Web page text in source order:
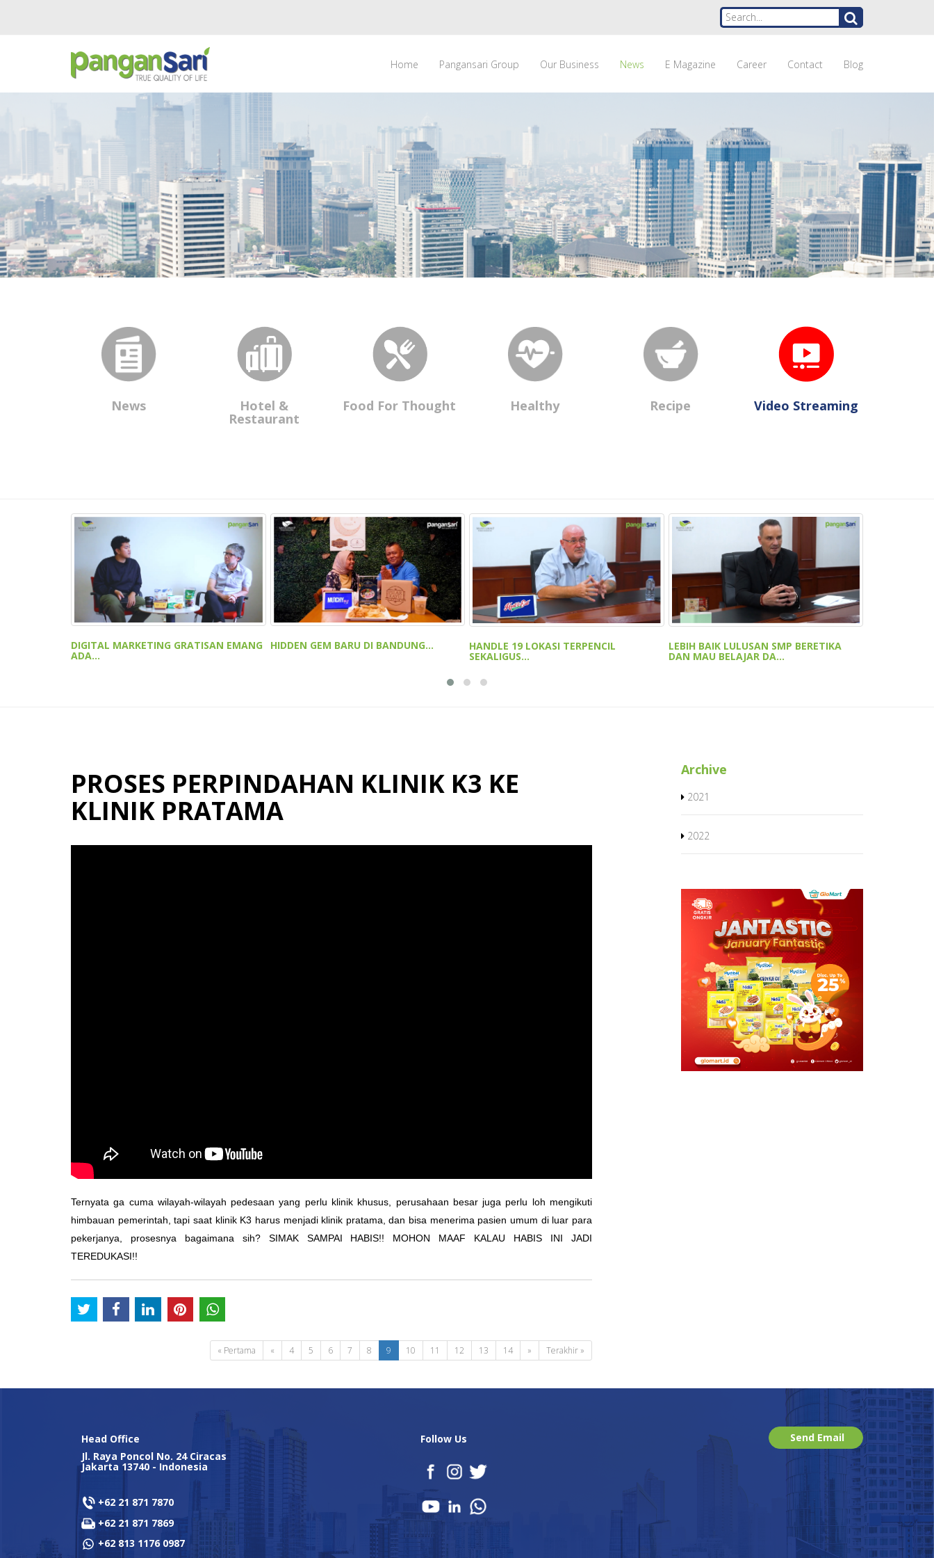
Home Pangansari Group Our Business News E Magazine Career Contact Blog
News Hotel &
Restaurant
Food For Thought Healthy Recipe Video Streaming
DIGITAL MARKETING GRATISAN EMANG
ADA...
HIDDEN GEM BARU DI BANDUNG... HANDLE 19 LOKASI TERPENCIL
SEKALIGUS...
LEBIH BAIK LULUSAN SMP BERETIKA
DAN MAU BELAJAR DA...
PROSES PERPINDAHAN KLINIK K3 KE
KLINIK PRATAMA
Ternyata ga cuma wilayah-wilayah pedesaan yang perlu klinik khusus, perusahaan besar juga perlu loh mengikuti
himbauan pemerintah, tapi saat klinik K3 harus menjadi klinik pratama, dan bisa menerima pasien umum di luar para
pekerjanya, prosesnya bagaimana sih? SIMAK SAMPAI HABIS!! MOHON MAAF KALAU HABIS INI JADI
TEREDUKASI!!
Archive
2021
2022
« Pertama « 4 5 6 7 8 9 10 11 12 13 14 » Terakhir »
Head Office
Jl. Raya Poncol No. 24 Ciracas
Jakarta 13740 - Indonesia
+62 21 871 7870
+62 21 871 7869
+62 813 1176 0987
Follow Us Send Email